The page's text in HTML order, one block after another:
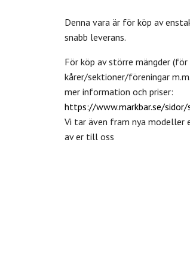
Denna vara är för köp av
snabb leverans.
För köp av större mängder (för
kårer/sektioner/föreningar
mer information och priser:
https://www.markbar.se/
Vi tar även fram nya modeller
av er till oss